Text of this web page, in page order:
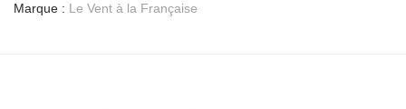
Marque : Le Vent à la Française